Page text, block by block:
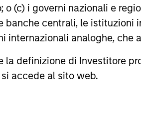
o (c) i governi nazionali e
banche centrali, le istituzioni
internazionali analoghe, che
la definizione di Investitore
accede al sito web.
o “star rating” viene calcolato
con uno storico minimo di tre
base di una misura del rendimento
sulle variazioni al ribasso e
stelle, al successivo 35% 3 stelle, al
totali, il 60% del rating a cinque anni/
a tre anni per almeno 120 mesi di
l’effetto maggiore viene esercitato